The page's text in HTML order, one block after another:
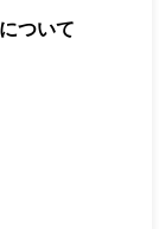
ついて